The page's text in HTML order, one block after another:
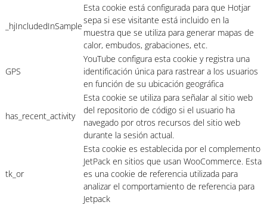
_hjIncludedInSample
Esta cookie está configurada para que Hotjar
sepa si ese visitante está incluido en la
muestra que se utiliza para generar mapas de
calor, embudos, grabaciones, etc.
GPS
YouTube configura esta cookie y registra una
identificación única para rastrear a los usuarios
en función de su ubicación geográfica
has_recent_activity
Esta cookie se utiliza para señalar al sitio web
del repositorio de código si el usuario ha
navegado por otros recursos del sitio web
durante la sesión actual.
tk_or
Esta cookie es establecida por el complemento
JetPack en sitios que usan WooCommerce. Esta
es una cookie de referencia utilizada para
analizar el comportamiento de referencia para
Jetpack